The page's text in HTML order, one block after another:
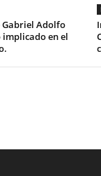
Gabriel Adolfo
implicado en el